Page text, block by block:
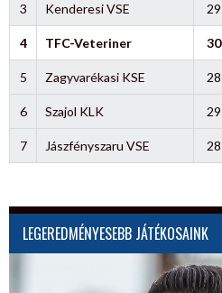
3 Kenderesi VSE 29
4 TFC-Veteriner 30
5 Zagyvarékasi KSE 28
6 Szajol KLK 29
7 Jászfényszaru VSE 28
LEGEREDMÉNYESEBB JÁTÉKOSAINK